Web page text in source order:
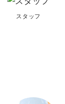
スタッフ